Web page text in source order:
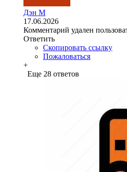
Дэн М
17.06.2026
Комментарий удален
Ответить
Скопировать ссылку
Пожаловаться
+
Еще 28 ответов